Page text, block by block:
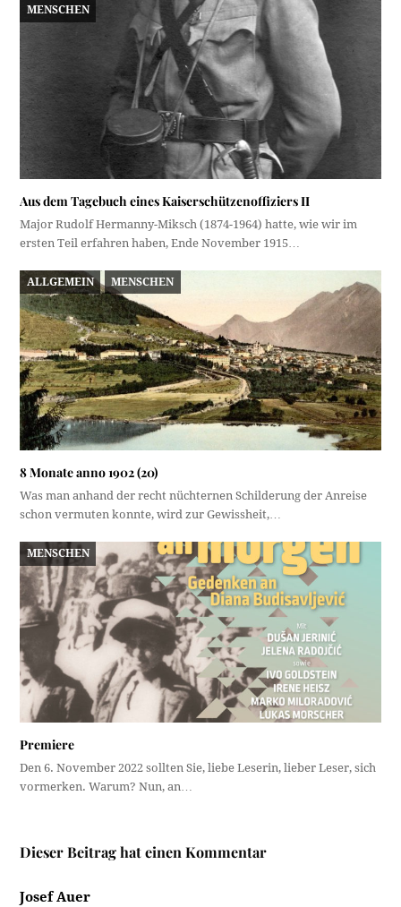
MENSCHEN
Aus dem Tagebuch eines Kaiserschützenoffiziers II
Major Rudolf Hermanny-Miksch (1874-1964) hatte, wie wir im
ersten Teil erfahren haben, Ende November 1915…
ALLGEMEIN MENSCHEN
8 Monate anno 1902 (20)
Was man anhand der recht nüchternen Schilderung der Anreise
schon vermuten konnte, wird zur Gewissheit,…
MENSCHEN
Premiere
Den 6. November 2022 sollten Sie, liebe Leserin, lieber Leser, sich
vormerken. Warum? Nun, an…
Dieser Beitrag hat einen Kommentar
Josef Auer